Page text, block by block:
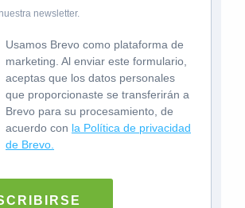
newsletter.
Usamos Brevo como plataforma de
marketing. Al enviar este formulario,
aceptas que los datos personales
que proporcionaste se transferirán a
Brevo para su procesamiento, de
acuerdo con la Política de privacidad
de Brevo.